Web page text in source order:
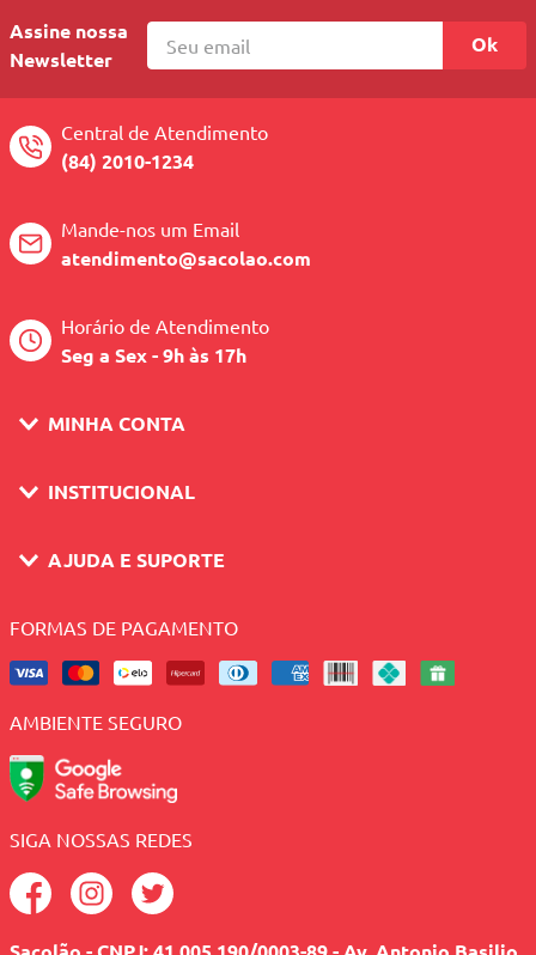
Assine nossa
Newsletter
Ok
Central de Atendimento
(84) 2010-1234
Mande-nos um Email
atendimento@sacolao.com
Horário de Atendimento
Seg a Sex - 9h às 17h
MINHA CONTA
INSTITUCIONAL
AJUDA E SUPORTE
FORMAS DE PAGAMENTO
AMBIENTE SEGURO
SIGA NOSSAS REDES